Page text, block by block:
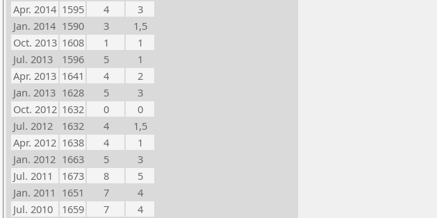
Apr. 2014 1595 4
3
Jan. 2014 1590 3
1,5
Oct. 2013 1608 1
1
Jul. 2013
1596 5
1
Apr. 2013 1641 4
2
Jan. 2013 1628 5
3
Oct. 2012 1632 0
0
Jul. 2012
1632 4
1,5
Apr. 2012 1638 4
1
Jan. 2012 1663 5
3
Jul. 2011
1673 8
5
Jan. 2011 1651 7
4
Jul. 2010
1659 7
4